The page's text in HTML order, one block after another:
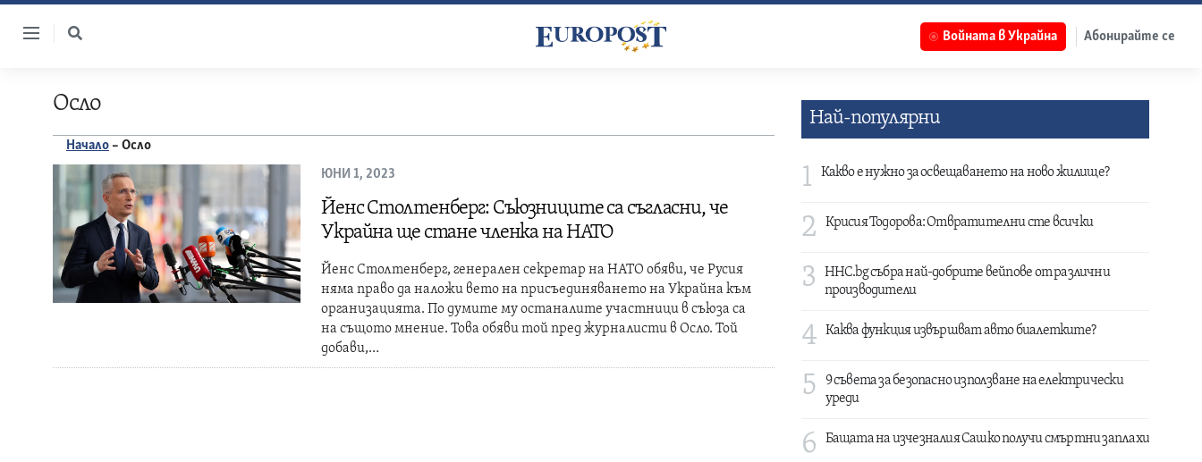
Skip
Войната в Украйна Абонирайте се
Осло
Начало – Осло
ЮНИ 1, 2023
Йенс Столтенберг: Съюзниците са съгласни, че
Украйна ще стане членка на НАТО
Йенс Столтенберг, генерален секретар на НАТО обяви, че Русия
няма право да наложи вето на присъединяването на Украйна към
организацията. По думите му останалите участници в съюза са
на същото мнение. Това обяви той пред журналисти в Осло. Той
добави,…
Най-популярни
1 Какво е нужно за освещаването на ново жилище?
2 Крисия Тодорова: Отвратителни сте всички
3
HHC.bg събра най-добрите вейпове от различни
производители
4 Каква функция извършват авто биалетките?
5
9 съвета за безопасно използване на електрически
уреди
6 Бащата на изчезналия Сашко получи смъртни заплахи